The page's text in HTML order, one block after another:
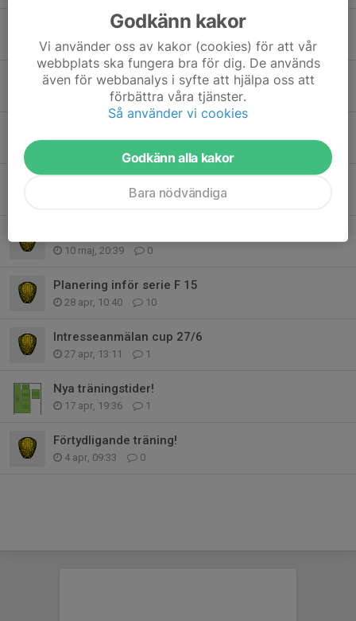
Inställd träning
8 jun, 20:24 0
Grillkol
2 jun, 06:40 2
0
10 maj, 20:39 0
Planering inför serie F 15
28 apr, 10:40 10
Intresseanmälan cup 27/6
27 apr, 13:11 1
Nya träningstider!
17 apr, 19:36 1
Förtydligande träning!
4 apr, 09:33 0
Godkänn kakor
Vi använder oss av kakor (cookies) för att vår
webbplats ska fungera bra för dig. De används
även för webbanalys i syfte att hjälpa oss att
förbättra våra tjänster.
Så använder vi cookies
Godkänn alla kakor
Bara nödvändiga